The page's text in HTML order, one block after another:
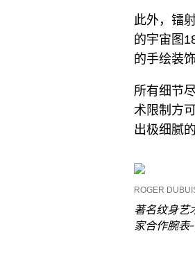
此外，镭
的宇宙图
的手绘装
所有细节
术限制方
出极细腻
ROGER
著名纹身艺
家合作腕表